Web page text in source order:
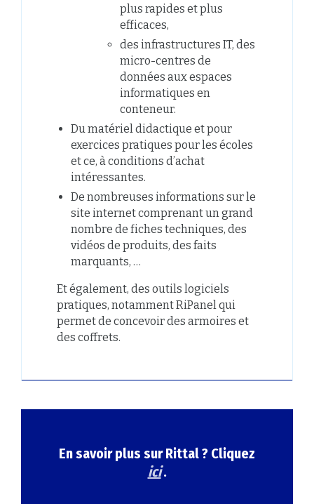
plus rapides et plus
efficaces,
des infrastructures IT, des
micro-centres de
données aux espaces
informatiques en
conteneur.
Du matériel didactique et pour
exercices pratiques pour les écoles
et ce, à conditions d’achat
intéressantes.
De nombreuses informations sur le
site internet comprenant un grand
nombre de fiches techniques, des
vidéos de produits, des faits
marquants, …
Et également, des outils logiciels
pratiques, notamment RiPanel qui
permet de concevoir des armoires et
des coffrets.
En savoir plus sur Rittal ? Cliquez
ici.